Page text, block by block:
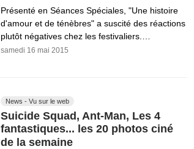
Présenté en Séances Spéciales, "Une histoire
d'amour et de ténèbres" a suscité des réactions
plutôt négatives chez les festivaliers.…
samedi 16 mai 2015
News - Vu sur le web
Suicide Squad, Ant-Man, Les 4
fantastiques... les 20 photos ciné
de la semaine